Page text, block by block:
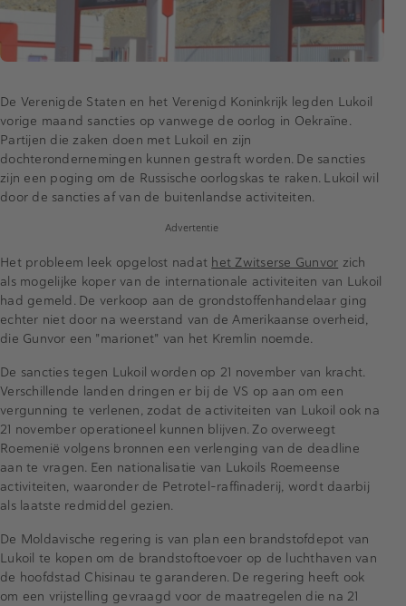
De Verenigde Staten en het Verenigd Koninkrijk legden Lukoil
vorige maand sancties op vanwege de oorlog in Oekraïne.
Partijen die zaken doen met Lukoil en zijn
dochterondernemingen kunnen gestraft worden. De sancties
zijn een poging om de Russische oorlogskas te raken. Lukoil wil
door de sancties af van de buitenlandse activiteiten.
Advertentie
Het probleem leek opgelost nadat het Zwitserse Gunvor zich
als mogelijke koper van de internationale activiteiten van Lukoil
had gemeld. De verkoop aan de grondstoffenhandelaar ging
echter niet door na weerstand van de Amerikaanse overheid,
die Gunvor een "marionet" van het Kremlin noemde.
De sancties tegen Lukoil worden op 21 november van kracht.
Verschillende landen dringen er bij de VS op aan om een ​​
vergunning te verlenen, zodat de activiteiten van Lukoil ook na
21 november operationeel kunnen blijven. Zo overweegt
Roemenië volgens bronnen een ​​verlenging van de deadline
aan te vragen. Een nationalisatie van Lukoils Roemeense
activiteiten, waaronder de Petrotel-raffinaderij, wordt daarbij
als laatste redmiddel gezien.
De Moldavische regering is van plan een brandstofdepot van
Lukoil te kopen om de brandstoftoevoer op de luchthaven van
de hoofdstad Chisinau te garanderen. De regering heeft ook
om een vrijstelling gevraagd voor de maatregelen die na 21